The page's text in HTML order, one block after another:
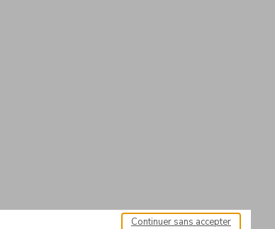
Continuer sans accepter